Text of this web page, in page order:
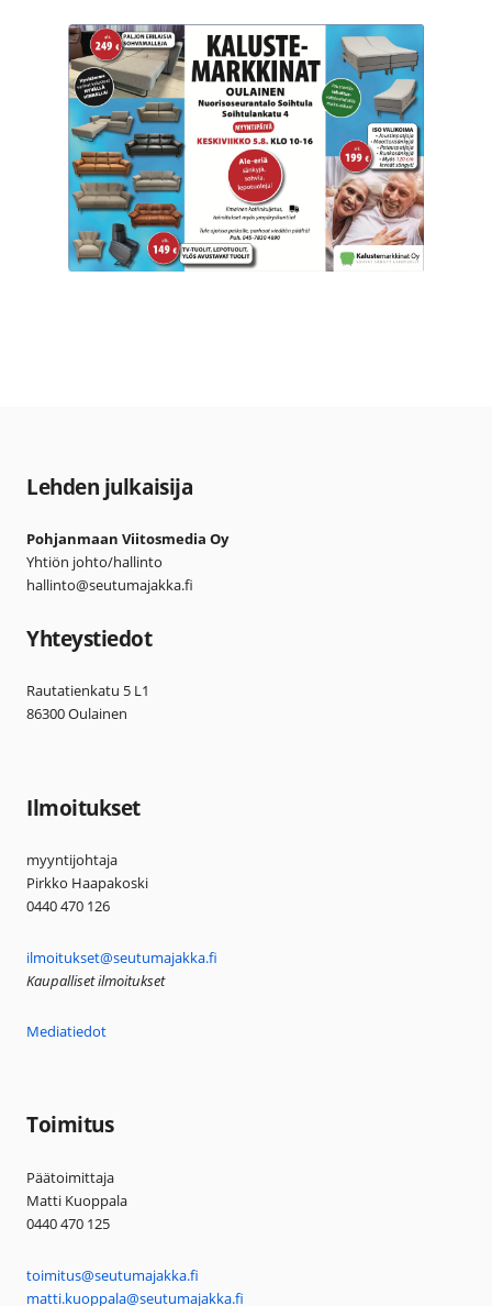
Lehden julkaisija
Pohjanmaan Viitosmedia Oy
Yhtiön johto/hallinto
hallinto@seutumajakka.fi
Yhteystiedot
Rautatienkatu 5 L1
86300 Oulainen
Ilmoitukset
myyntijohtaja
Pirkko Haapakoski
0440 470 126
ilmoitukset@seutumajakka.fi
Kaupalliset ilmoitukset
Mediatiedot
Toimitus
Päätoimittaja
Matti Kuoppala
0440 470 125
toimitus@seutumajakka.fi
matti.kuoppala@seutumajakka.fi